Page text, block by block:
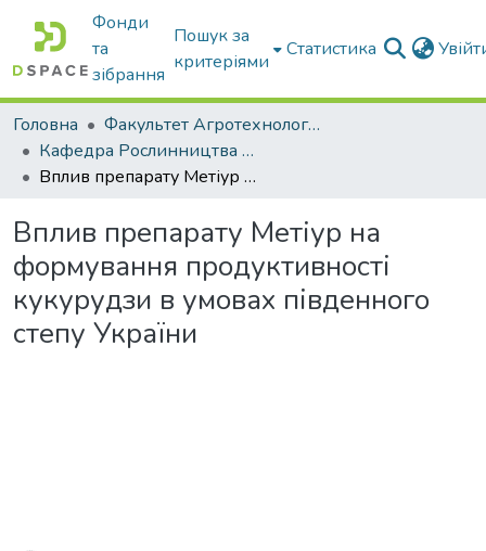
Фонди
та
зібрання
Пошук за
критеріями
Статистика
Головна
Факультет Агротехнологій та екології
Кафедра Рослинництва та садівництва ім. професора В.В. Калитки
Вплив препарату Метіур на формування продуктивності кукурудзи в умовах південного степу України
Вплив препарату Метіур на
формування продуктивності
кукурудзи в умовах південного
степу України